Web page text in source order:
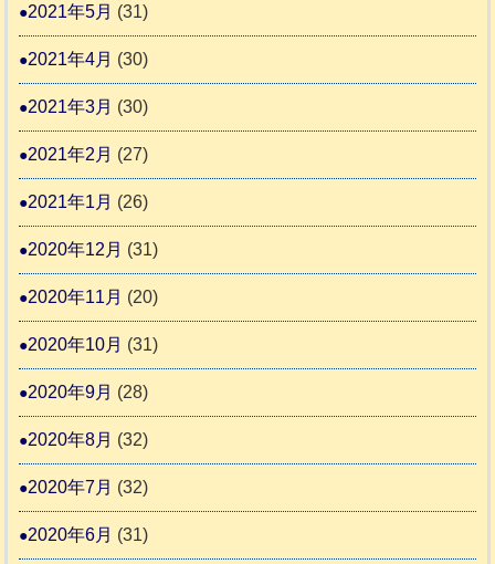
2021年5月 (31)
2021年4月 (30)
2021年3月 (30)
2021年2月 (27)
2021年1月 (26)
2020年12月 (31)
2020年11月 (20)
2020年10月 (31)
2020年9月 (28)
2020年8月 (32)
2020年7月 (32)
2020年6月 (31)